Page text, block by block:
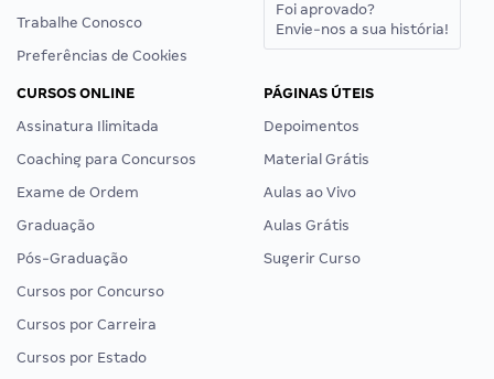
Trabalhe Conosco
Preferências de Cookies
Foi aprovado?
Envie-nos a sua história!
CURSOS ONLINE
Assinatura Ilimitada
Coaching para Concursos
Exame de Ordem
Graduação
Pós-Graduação
Cursos por Concurso
Cursos por Carreira
Cursos por Estado
PÁGINAS ÚTEIS
Depoimentos
Material Grátis
Aulas ao Vivo
Aulas Grátis
Sugerir Curso